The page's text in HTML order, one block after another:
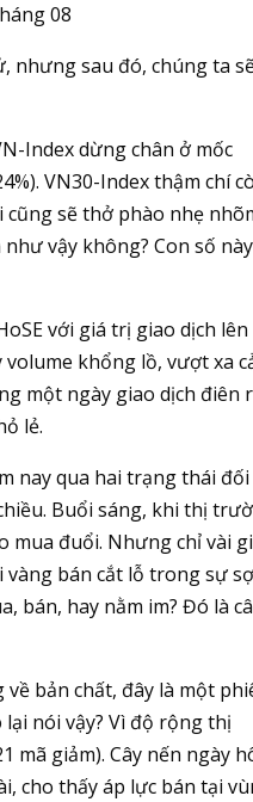
08
nhưng sau đó, chúng ta
Index dừng chân ở mốc
VN30-Index thậm chí
cũng sẽ thở phào nhẹ
vậy không? Con số này
với giá trị giao dịch
khổng lồ, vượt xa
một ngày giao dịch điên
lẻ.
nay qua hai trạng thái đối
Buổi sáng, khi thị
mua đuổi. Nhưng chỉ vài
bán cắt lỗ trong sự
bán, hay nằm im? Đó là
bản chất, đây là một
nói vậy? Vì độ rộng thị
mã giảm). Cây nến ngày
cho thấy áp lực bán tại